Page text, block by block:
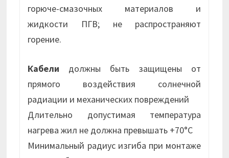
горюче-смазочных материалов и
жидкости ПГВ; не распространяют
горение.
Кабели должны быть защищены от
прямого воздействия солнечной
радиации и механических повреждений
Длительно допустимая температура
нагрева жил не должна превышать +70°С
Минимальный радиус изгиба при монтаже